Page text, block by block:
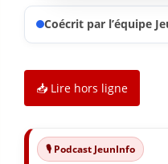
Un costume gris
La couleur de la
Jouer avec les
🔥 À lire aussi sur
Coécrit par l’équipe
📥 Lire hors ligne
🎙️ Podcast JeunInfo